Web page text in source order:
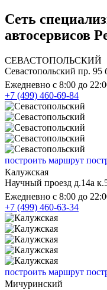
Сеть
автосервисов
СЕВАСТОПОЛЬСКИЙ
Севастопольский пр. 95
Ежедневно с 8:00 до
+7 (499) 460-69-84
построить маршрут
Калужская
Научный проезд д.14а
Ежедневно с 8:00 до
+7 (499) 460-63-34
построить маршрут
Мичуринский